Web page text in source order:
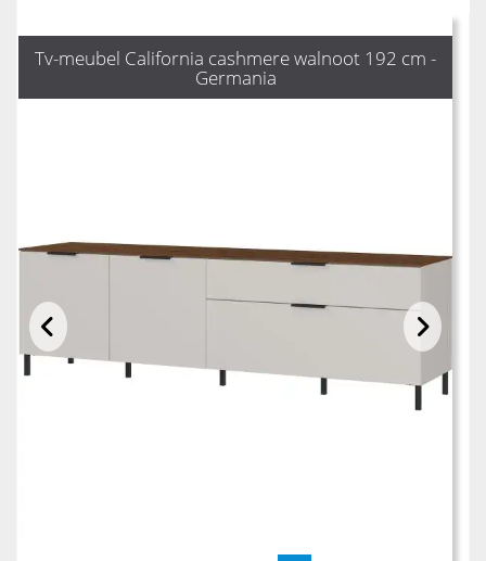
Tv-meubel California cashmere walnoot 192 cm -
Germania